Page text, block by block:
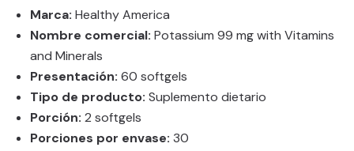
Marca: Healthy America
Nombre comercial: Potassium 99 mg with Vitamins
and Minerals
Presentación: 60 softgels
Tipo de producto: Suplemento dietario
Porción: 2 softgels
Porciones por envase: 30